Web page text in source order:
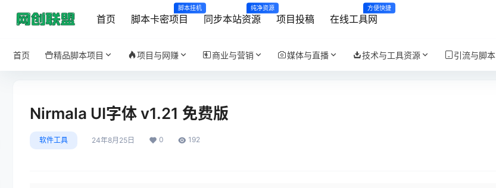
首页 脚本卡密项目
脚本挂机
同步本站资源
纯净资源
项目投稿 在线工具网
方便快捷
首页 精品脚本项目 项目与网赚 商业与营销 媒体与直播 技术与工具资源 引流与脚本
Nirmala UI字体 v1.21 免费版
软件工具 24年8月25日 0 192